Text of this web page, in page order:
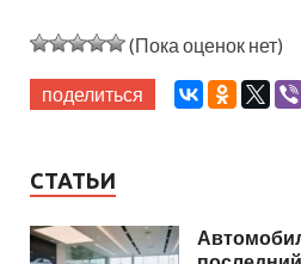
(Пока оценок нет)
поделиться
СТАТЬИ